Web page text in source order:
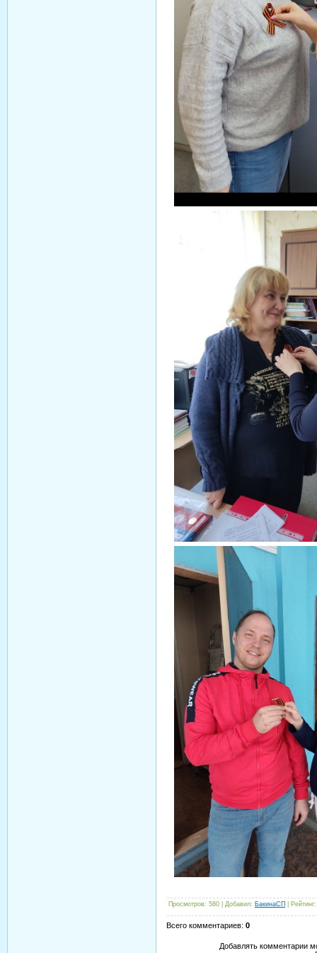
Просмотров: 580 Добавил: БакинаСП Рейтинг:
Всего комментариев: 0
Добавлять комментарии